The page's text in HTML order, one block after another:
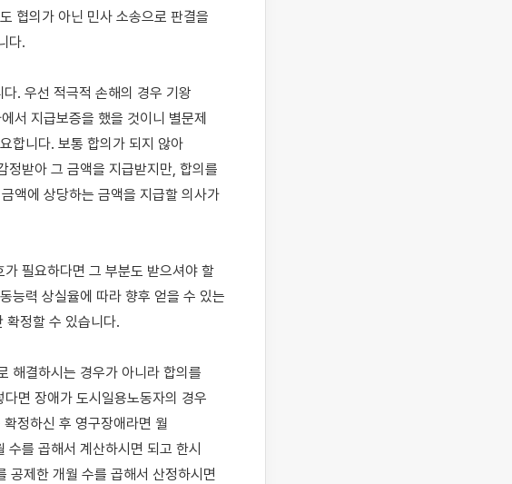
협의가 아닌 민사 소송으로 판결을
다.
. 우선 적극적 손해의 경우 기왕
서 지급보증을 했을 것이니 별문제
합니다. 보통 합의가 되지 않아
정받아 그 금액을 지급받지만, 합의를
액에 상당하는 금액을 지급할 의사가
필요하다면 그 부분도 받으셔야 할
능력 상실율에 따라 향후 얻을 수 있는
확정할 수 있습니다.
해결하시는 경우가 아니라 합의를
면 장애가 도시일용노동자의 경우
정하신 후 영구장애라면 월
를 곱해서 계산하시면 되고 한시
공제한 개월 수를 곱해서 산정하시면